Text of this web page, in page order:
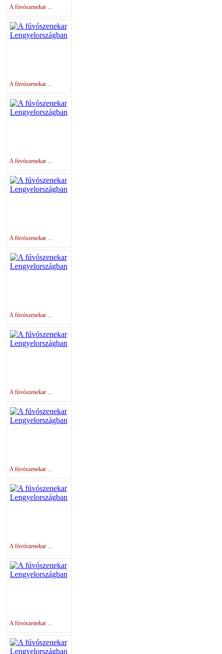
A fúvószenekar ...
A fúvószenekar ...
A fúvószenekar ...
A fúvószenekar ...
A fúvószenekar ...
A fúvószenekar ...
A fúvószenekar ...
A fúvószenekar ...
A fúvószenekar ...